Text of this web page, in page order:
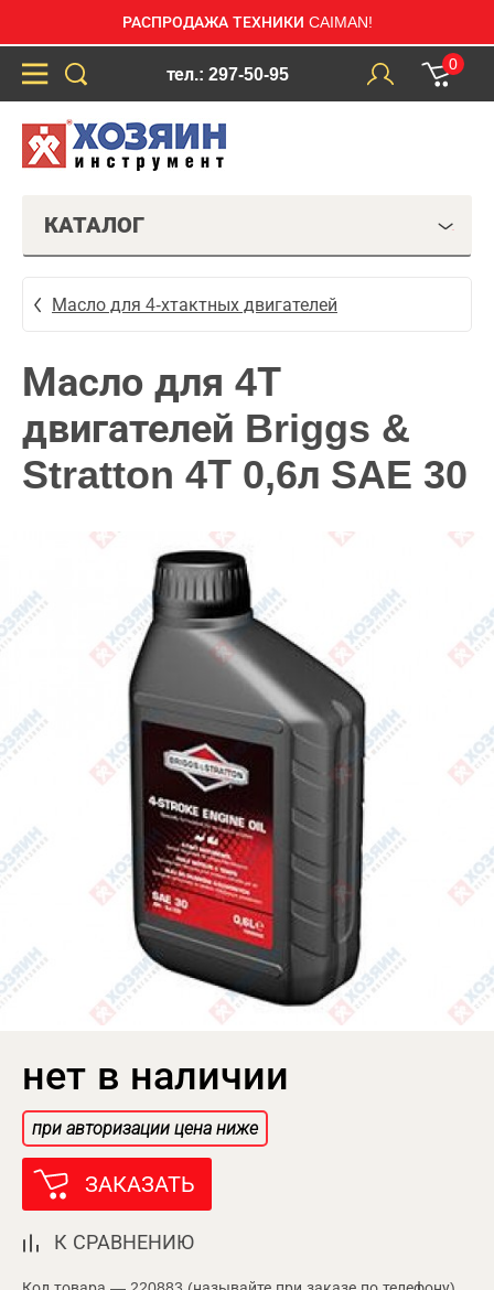
РАСПРОДАЖА ТЕХНИКИ CAIMAN!
тел.: 297-50-95
0
КАТАЛОГ
Масло для 4-хтактных двигателей
Масло для 4Т
двигателей Briggs &
Stratton 4Т 0,6л SAE 30
нет в наличии
при авторизации цена ниже
ЗАКАЗАТЬ
К СРАВНЕНИЮ